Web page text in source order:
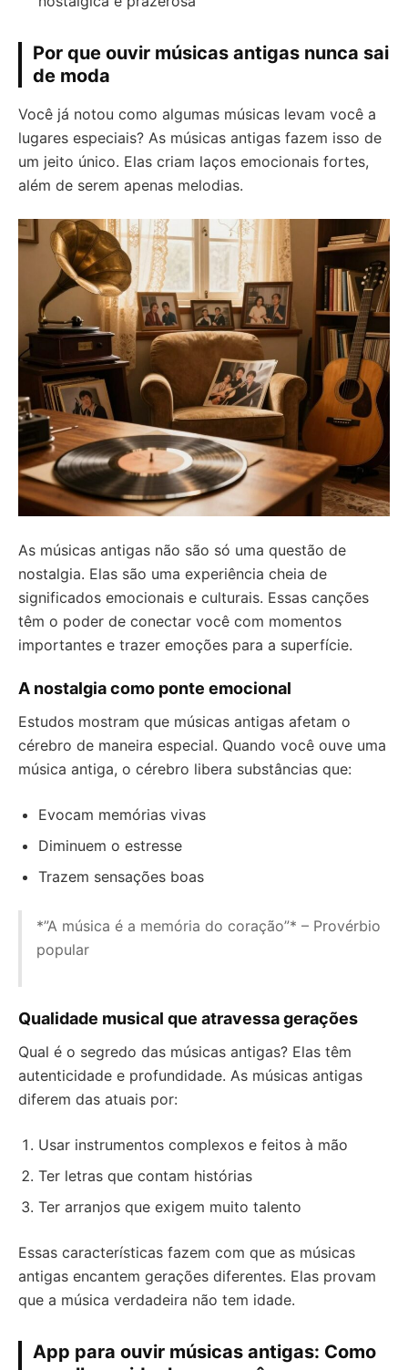
Por que ouvir músicas antigas nunca sai
de moda
Você já notou como algumas músicas levam você a
lugares especiais? As músicas antigas fazem isso de
um jeito único. Elas criam laços emocionais fortes,
além de serem apenas melodias.
As músicas antigas não são só uma questão de
nostalgia. Elas são uma experiência cheia de
significados emocionais e culturais. Essas canções
têm o poder de conectar você com momentos
importantes e trazer emoções para a superfície.
A nostalgia como ponte emocional
Estudos mostram que músicas antigas afetam o
cérebro de maneira especial. Quando você ouve uma
música antiga, o cérebro libera substâncias que:
Evocam memórias vivas
Diminuem o estresse
Trazem sensações boas
*”A música é a memória do coração”* – Provérbio
popular
Qualidade musical que atravessa gerações
Qual é o segredo das músicas antigas? Elas têm
autenticidade e profundidade. As músicas antigas
diferem das atuais por:
Usar instrumentos complexos e feitos à mão
Ter letras que contam histórias
Ter arranjos que exigem muito talento
Essas características fazem com que as músicas
antigas encantem gerações diferentes. Elas provam
que a música verdadeira não tem idade.
App para ouvir músicas antigas: Como